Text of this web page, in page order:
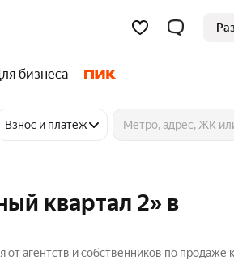
бизнеса
Взнос и платёж
квартал 2» в
агентств и собственников по продаже